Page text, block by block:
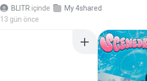
BLITR içinde
My 4shared
13 gün önce